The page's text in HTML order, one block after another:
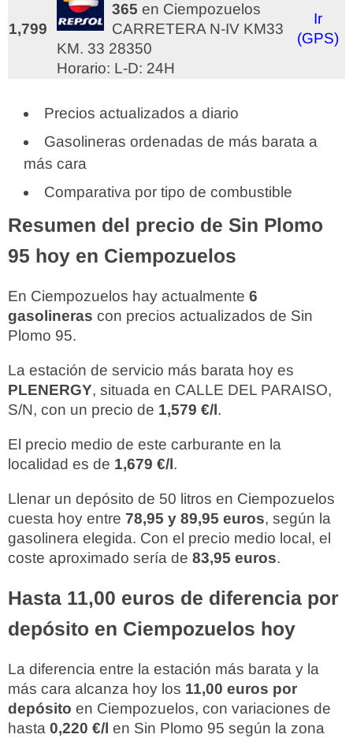
1,799
365 en Ciempozuelos
CARRETERA N-IV KM33
KM. 33 28350
Horario: L-D: 24H
Ir
(GPS)
Precios actualizados a diario
Gasolineras ordenadas de más barata a
más cara
Comparativa por tipo de combustible
Resumen del precio de Sin Plomo
95 hoy en Ciempozuelos
En Ciempozuelos hay actualmente 6
gasolineras con precios actualizados de Sin
Plomo 95.
La estación de servicio más barata hoy es
PLENERGY, situada en CALLE DEL PARAISO,
S/N, con un precio de 1,579 €/l.
El precio medio de este carburante en la
localidad es de 1,679 €/l.
Llenar un depósito de 50 litros en Ciempozuelos
cuesta hoy entre 78,95 y 89,95 euros, según la
gasolinera elegida. Con el precio medio local, el
coste aproximado sería de 83,95 euros.
Hasta 11,00 euros de diferencia por
depósito en Ciempozuelos hoy
La diferencia entre la estación más barata y la
más cara alcanza hoy los 11,00 euros por
depósito en Ciempozuelos, con variaciones de
hasta 0,220 €/l en Sin Plomo 95 según la zona